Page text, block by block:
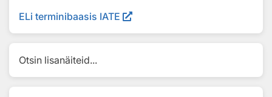
ELi terminibaasis IATE
Otsin lisanäiteid...